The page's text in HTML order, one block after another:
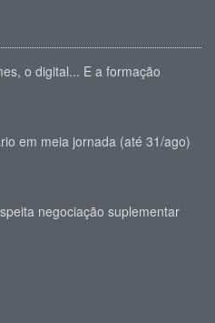
o digital... E a formação
em meia jornada (até 31/ago)
negociação suplementar